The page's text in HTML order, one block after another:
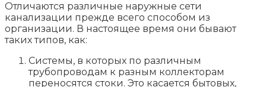
Отличаются различные наружные сети
канализации прежде всего способом из
организации. В настоящее время они бывают
таких типов, как:
Системы, в которых по различным
трубопроводам к разным коллекторам
переносятся стоки. Это касается бытовых,